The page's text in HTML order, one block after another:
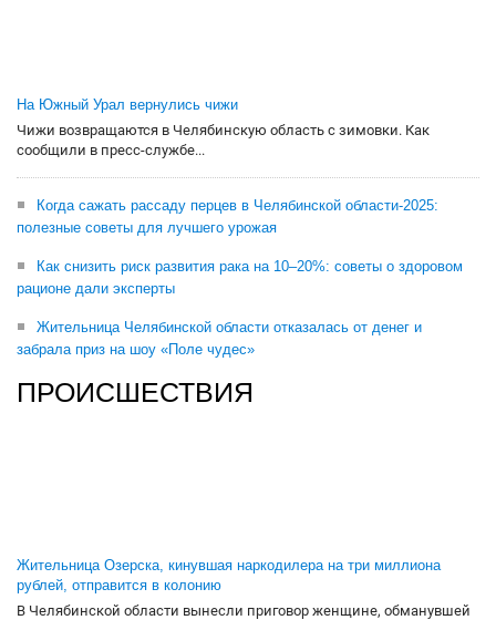
На Южный Урал вернулись чижи
Чижи возвращаются в Челябинскую область с зимовки. Как
сообщили в пресс-службе...
Когда сажать рассаду перцев в Челябинской области-2025:
полезные советы для лучшего урожая
Как снизить риск развития рака на 10–20%: советы о здоровом
рационе дали эксперты
Жительница Челябинской области отказалась от денег и
забрала приз на шоу «Поле чудес»
ПРОИСШЕСТВИЯ
Жительница Озерска, кинувшая наркодилера на три миллиона
рублей, отправится в колонию
В Челябинской области вынесли приговор женщине, обманувшей